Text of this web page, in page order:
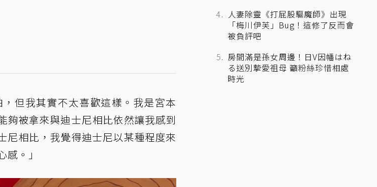
但我其實不太喜歡這樣。我是宮本
夠被拿來與迪士尼相比依然讓我感到
尼相比，我覺得迪士尼以某種程度來
。」
人妻除靈《打屁股驅魔師》出現
「梅川伊芙」Bug！這修了反而會
被負評吧
房間滿是孫女周邊！日V因幡はね
る送別摯愛祖母 籲粉絲珍惜相處
時光